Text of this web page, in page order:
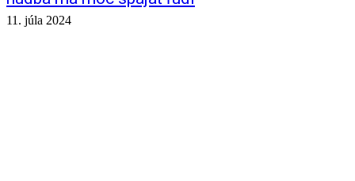
11. júla 2024